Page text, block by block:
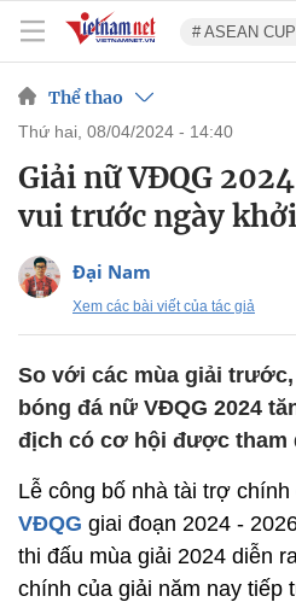
# ASEAN
Thể thao
thứ hai, 08/04/2024 - 14:40
Giải nữ VĐQG
vui trước ngày
Đại Nam
Xem các bài viết của tác giả
So với các mùa giải
bóng đá nữ VĐQG 2024
địch có cơ hội được tham
Lễ công bố nhà tài trợ chính
VĐQG giai đoạn 2024 -
thi đấu mùa giải 2024 diễn
chính của giải năm nay tiếp